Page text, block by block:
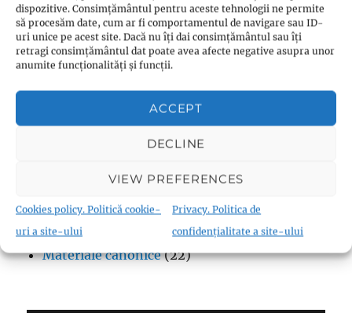
dispozitive. Consimțământul pentru aceste tehnologii ne permite
să procesăm date, cum ar fi comportamentul de navigare sau ID-
uri unice pe acest site. Dacă nu îți dai consimțământul sau îți
retragi consimțământul dat poate avea afecte negative asupra unor
anumite funcționalități și funcții.
ACCEPT
DECLINE
VIEW PREFERENCES
Cookies policy. Politică cookie-
uri a site-ului
Privacy. Politica de
confidențialitate a site-ului
Protestantism – aspecte generale(13)
Reforme(9)
Teologie(10)
Thomas Müntzer(1)
Fraternism
Biserica Înfrățirii Religiilor (Biserica
Fraternistă)
Materiale canonice(22)